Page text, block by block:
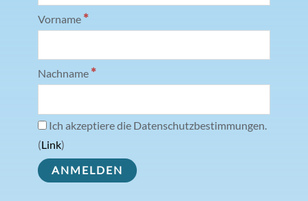
Vorname *
Nachname *
Ich akzeptiere die Datenschutzbestimmungen.
(Link)